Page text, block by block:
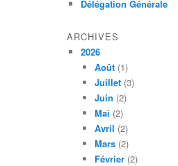
Délégation Générale
ARCHIVES
2026
Août (1)
Juillet (3)
Juin (2)
Mai (2)
Avril (2)
Mars (2)
Février (2)